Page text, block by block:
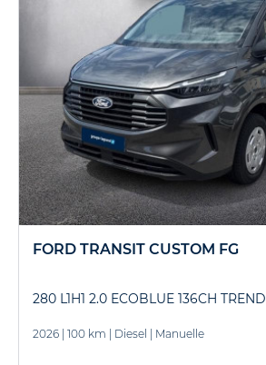
FORD TRANSIT CUSTOM FG
280 L1H1 2.0 ECOBLUE 136CH TREND
2026 100 km Diesel Manuelle